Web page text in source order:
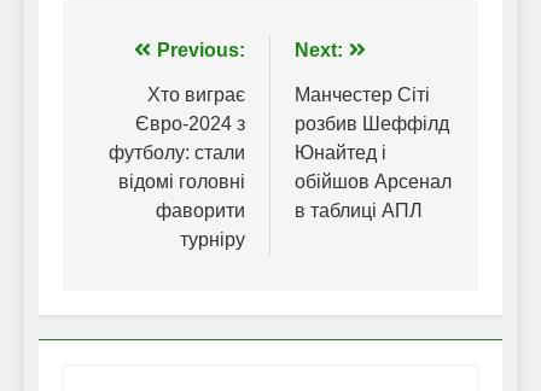
Навігація
записів
Previous:
Хто виграє
Євро-2024 з
футболу: стали
відомі головні
фаворити
турніру
Next:
Манчестер Сіті
розбив Шеффілд
Юнайтед і
обійшов Арсенал
в таблиці АПЛ